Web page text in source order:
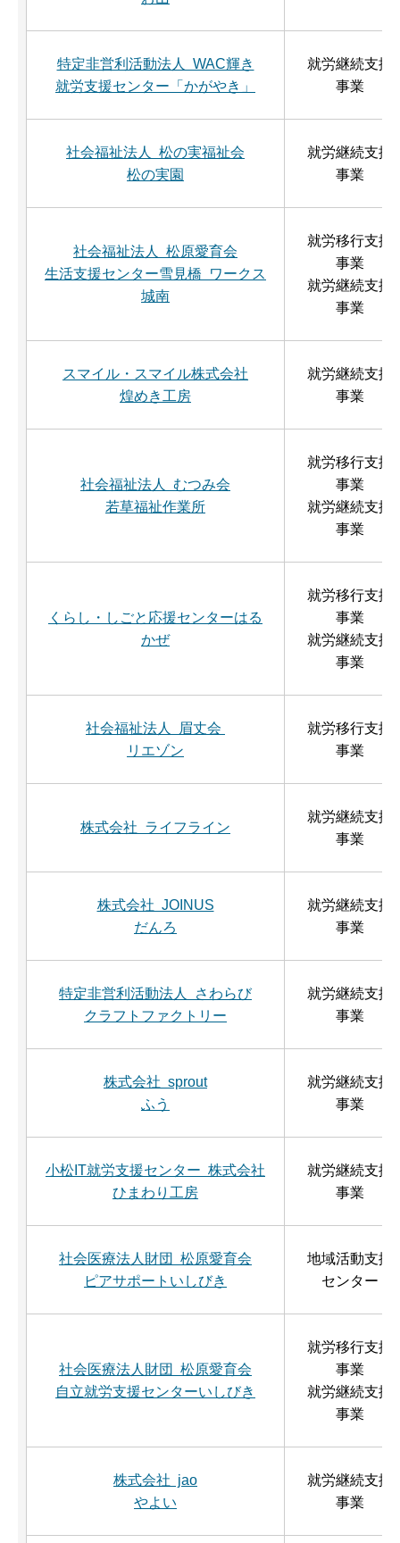
特定非営利活動法人 WAC輝き
就労支援センター「かがやき」
就労継続支援
事業
社会福祉法人 松の実福祉会
松の実園
就労継続支援
事業
社会福祉法人 松原愛育会
生活支援センター雪見橋 ワークス
城南
就労移行支援
事業
就労継続支援
事業
スマイル・スマイル株式会社
煌めき工房
就労継続支援
事業
社会福祉法人 むつみ会
若草福祉作業所
就労移行支援
事業
就労継続支援
事業
くらし・しごと応援センターはる
かぜ
就労移行支援
事業
就労継続支援
事業
社会福祉法人 眉丈会
リエゾン
就労移行支援
事業
株式会社 ライフライン
就労継続支援
事業
株式会社 JOINUS
だんろ
就労継続支援
事業
特定非営利活動法人 さわらび
クラフトファクトリー
就労継続支援
事業
株式会社 sprout
ふう
就労継続支援
事業
小松IT就労支援センター 株式会社
ひまわり工房
就労継続支援
事業
社会医療法人財団 松原愛育会
ピアサポートいしびき
地域活動支援
センター
社会医療法人財団 松原愛育会
自立就労支援センターいしびき
就労移行支援
事業
就労継続支援
事業
株式会社 jao
やよい
就労継続支援
事業